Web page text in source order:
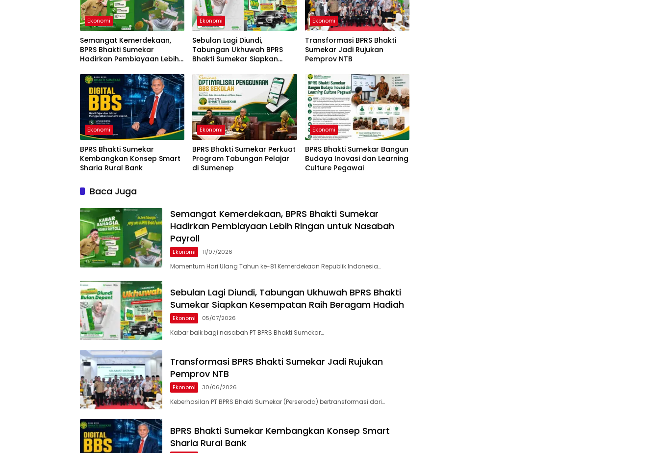
Ekonomi
Semangat Kemerdekaan,
BPRS Bhakti Sumekar
Hadirkan Pembiayaan Lebih
Payroll
Ekonomi
Sebulan Lagi Diundi,
Tabungan Ukhuwah BPRS
Bhakti Sumekar Siapkan
Hadiah
Ekonomi
Transformasi BPRS Bhakti
Sumekar Jadi Rujukan
Pemprov NTB
Ekonomi
BPRS Bhakti Sumekar
Kembangkan Konsep Smart
Sharia Rural Bank
Ekonomi
BPRS Bhakti Sumekar Perkuat
Program Tabungan Pelajar
di Sumenep
Ekonomi
BPRS Bhakti Sumekar Bangun
Budaya Inovasi dan Learning
Culture Pegawai
Baca Juga
Semangat Kemerdekaan, BPRS Bhakti Sumekar
Hadirkan Pembiayaan Lebih Ringan untuk Nasabah
Payroll
Ekonomi 11/07/2026
Momentum Hari Ulang Tahun ke-81 Kemerdekaan Republik Indonesia…
Sebulan Lagi Diundi, Tabungan Ukhuwah BPRS Bhakti
Sumekar Siapkan Kesempatan Raih Beragam Hadiah
Ekonomi 05/07/2026
Kabar baik bagi nasabah PT BPRS Bhakti Sumekar…
Transformasi BPRS Bhakti Sumekar Jadi Rujukan
Pemprov NTB
Ekonomi 30/06/2026
Keberhasilan PT BPRS Bhakti Sumekar (Perseroda) bertransformasi dari…
BPRS Bhakti Sumekar Kembangkan Konsep Smart
Sharia Rural Bank